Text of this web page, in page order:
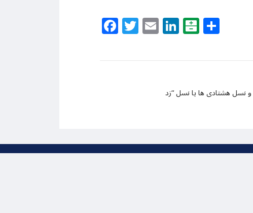
Facebook
Twitter
EmailLinkedIn
Balatarin